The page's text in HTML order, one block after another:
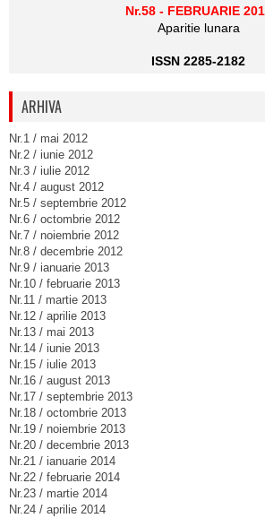
Nr.58 - FEBRUARIE
Aparitie lunara
ISSN 2285-2182
ARHIVA
Nr.1 / mai 2012
Nr.2 / iunie 2012
Nr.3 / iulie 2012
Nr.4 / august 2012
Nr.5 / septembrie 2012
Nr.6 / octombrie 2012
Nr.7 / noiembrie 2012
Nr.8 / decembrie 2012
Nr.9 / ianuarie 2013
Nr.10 / februarie 2013
Nr.11 / martie 2013
Nr.12 / aprilie 2013
Nr.13 / mai 2013
Nr.14 / iunie 2013
Nr.15 / iulie 2013
Nr.16 / august 2013
Nr.17 / septembrie 2013
Nr.18 / octombrie 2013
Nr.19 / noiembrie 2013
Nr.20 / decembrie 2013
Nr.21 / ianuarie 2014
Nr.22 / februarie 2014
Nr.23 / martie 2014
Nr.24 / aprilie 2014